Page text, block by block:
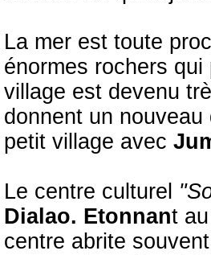
La mer est toute
énormes rochers
village est devenu
donnent un
petit village avec
Le centre culturel
Dialao. Etonnant
centre abrite